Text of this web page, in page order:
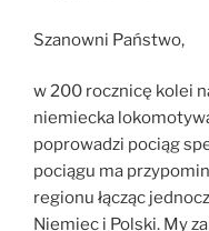
Szanowni Państwo,
w 200 rocznicę kolei
niemiecka
poprowadzi pociąg
pociągu ma
regionu łącząc
Niemiec i Polski. My